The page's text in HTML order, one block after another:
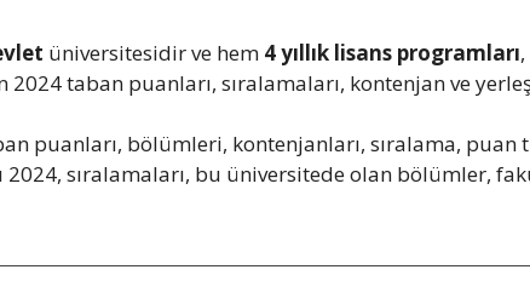
üniversitesidir ve hem 4 yıllık lisans programları
taban puanları, sıralamaları, kontenjan ve
puanları, bölümleri, kontenjanları, sıralama,
2024, sıralamaları, bu üniversitede olan bölümler,